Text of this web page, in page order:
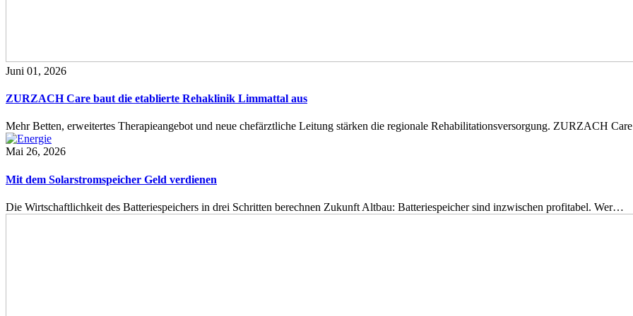
Juni 01, 2026
ZURZACH Care baut die etablierte Rehaklinik Limmattal aus
Mehr Betten, erweitertes Therapieangebot und neue chefärztliche Leitung stärken die regionale Rehabilitationsversorgung. ZURZACH
Mai 26, 2026
Mit dem Solarstromspeicher Geld verdienen
Die Wirtschaftlichkeit des Batteriespeichers in drei Schritten berechnen Zukunft Altbau: Batteriespeicher sind inzwischen profitabel. Wer…